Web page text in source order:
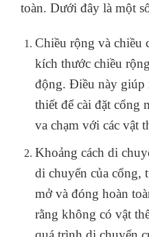
toàn. Dưới đây là một
Chiều rộng và chiều
kích thước chiều
động. Điều này giúp
thiết để cài đặt cổng
va chạm với các vật
Khoảng cách di
di chuyển của cổng,
mở và đóng hoàn
rằng không có vật